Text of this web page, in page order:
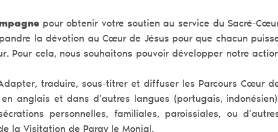
pour obtenir votre soutien au service du Sacré-
la dévotion au Cœur de Jésus pour que chacun
Pour cela, nous souhaitons pouvoir développer notre
traduire, sous-titrer et diffuser les Parcours Cœur
anglais et dans d’autres langues (portugais,
personnelles, familiales, paroissiales, ou
la Visitation de Paray le Monial.